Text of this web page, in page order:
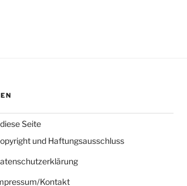
Seite
und Haftungsausschluss
Kontakt